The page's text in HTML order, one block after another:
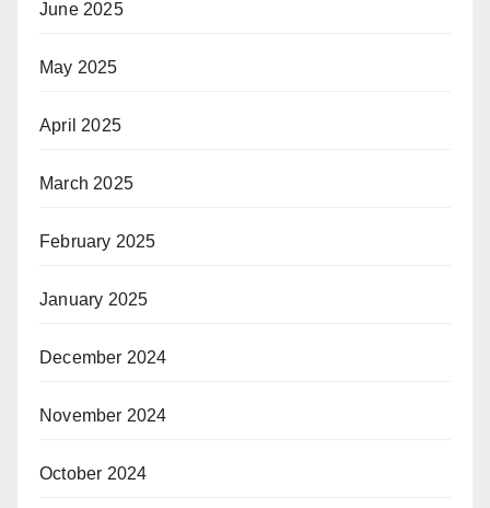
June 2025
May 2025
April 2025
March 2025
February 2025
January 2025
December 2024
November 2024
October 2024